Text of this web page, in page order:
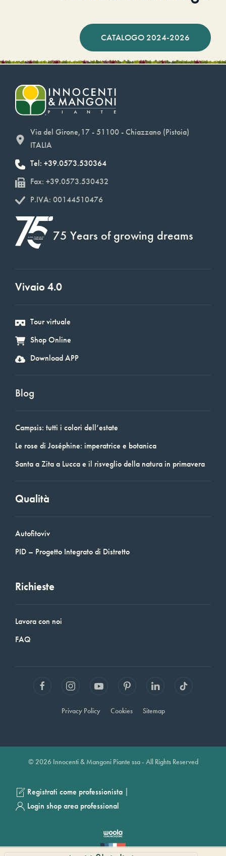
CATALOGO 2024-2026
Via del Girone,17 - 51100 - Chiazzano (Pistoia)
ITALIA
Tel: +39.0573.530364
Fax: +39.0573.530432
P.IVA: 00144510476
75 Years of growing dreams
Vivaio 4.0
Tour virtuale
Shop Online
Download APP
Blog
Campsis: tutti i colori dell’estate
Le rose di Joséphine: imperatrice e botanica
Santa a Zita a Lucca e il risveglio della natura in primavera
Qualità
Autofitoviv
PID – Progetto Integrato di Distretto
Richieste
Lavora con noi
FAQ
Privacy Policy Cookies Sitemap
© 2026 Innocenti & Mangoni Piante ssa - All Rights Reserved
Registrati come professionista |
Login shop area professional